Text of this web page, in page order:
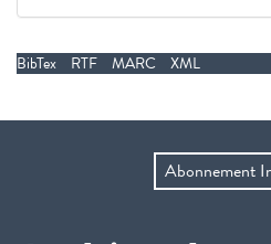
BibTex RTF MARC XML
Abonnement